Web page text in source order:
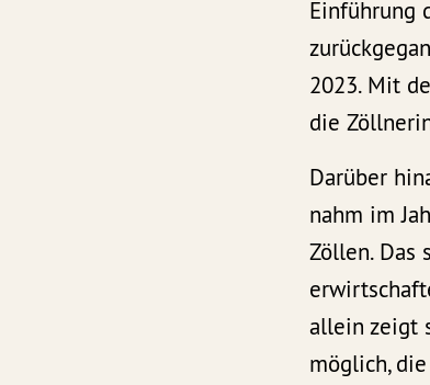
Einführung
2023. Mit
die
Darüber
nahm im
Zöllen. Das
allein zeigt
möglich,